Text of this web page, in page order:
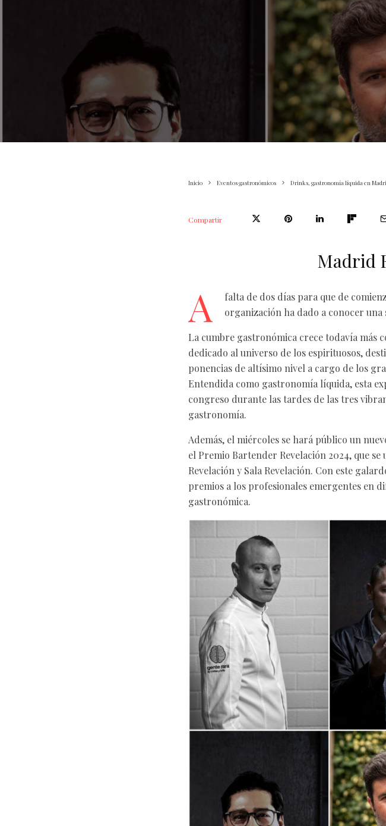
Inicio Eventos gastronómicos Drinks, gastronomía líquida en
Compartir
Madrid
A falta de dos días para que de
organización ha dado a conocer
La cumbre gastronómica crece todavía más
dedicado al universo de los espirituosos,
ponencias de altísimo nivel a cargo de los
Entendida como gastronomía líquida, esta
congreso durante las tardes de las tres
gastronomía.
Además, el miércoles se hará público un
el Premio Bartender Revelación 2024, que
Revelación y Sala Revelación. Con este
premios a los profesionales emergentes en
gastronómica.